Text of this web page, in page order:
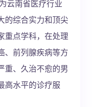
云南省医疗行业
的综合实力和顶尖
重点学科，在处理
、前列腺疾病等方
重、久治不愈的男
高水平的诊疗服